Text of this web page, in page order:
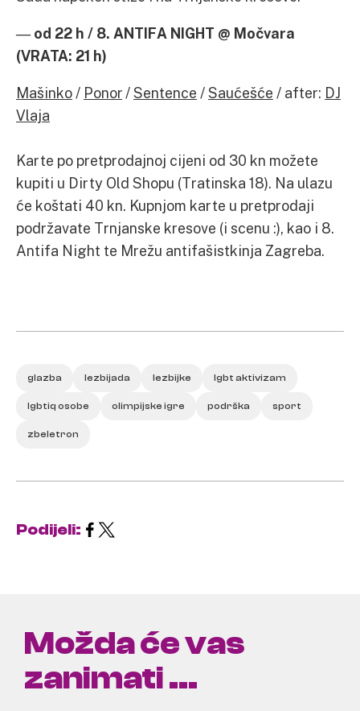
―od 22 h / 8. ANTIFA NIGHT @ Močvara
(VRATA: 21 h)
Mašinko/ Ponor/Sentence /Saućešće / after: DJ
Vlaja
Karte po pretprodajnoj cijeni od 30 kn možete
kupiti u Dirty Old Shopu (Tratinska 18). Na ulazu
će koštati 40 kn. Kupnjom karte u pretprodaji
podržavate Trnjanske kresove (i scenu :), kao i 8.
Antifa Night te Mrežu antifašistkinja Zagreba.
glazba lezbijada lezbijke lgbt aktivizam
lgbtiq osobe olimpijske igre podrška sport
zbeletron
Podijeli:
Možda će vas
zanimati ...